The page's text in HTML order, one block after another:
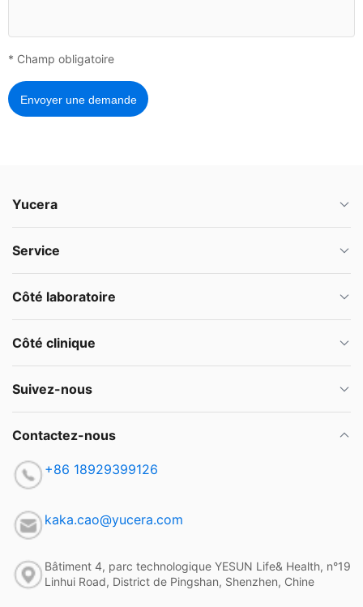
* Champ obligatoire
Envoyer une demande
Yucera
Service
Côté laboratoire
Côté clinique
Suivez-nous
Contactez-nous
+86 18929399126
kaka.cao@yucera.com
Bâtiment 4, parc technologique YESUN Life& Health, n°19
Linhui Road, District de Pingshan, Shenzhen, Chine